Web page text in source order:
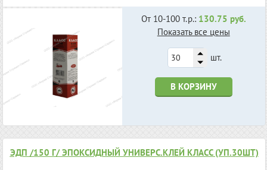
От 10-100 т.р.: 130.75 руб.
Показать все цены
шт.
В КОРЗИНУ
ЭДП /150 Г/ ЭПОКСИДНЫЙ УНИВЕРС.КЛЕЙ КЛАСС (УП.30ШТ)